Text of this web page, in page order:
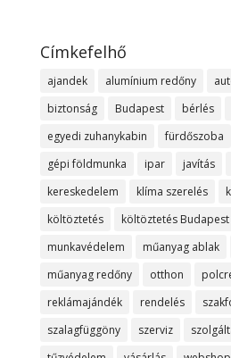
Címkefelhő
ajandek alumínium redőny
biztonság
Budapest bérlés
egyedi zuhanykabin
fürdőszoba
gépi földmunka
ipar javítás
kereskedelem
klíma szerelés
költöztetés
költöztetés Budapest
munkavédelem
műanyag ablak
műanyag redőny
otthon
reklámajándék
rendelés
szalagfüggöny
szerviz